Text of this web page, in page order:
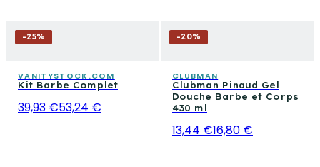
-25%
VANITYSTOCK.COM
Kit Barbe Complet
39,93 €53,24 €
-20%
CLUBMAN
Clubman Pinaud Gel
Douche Barbe et Corps
430 ml
13,44 €16,80 €